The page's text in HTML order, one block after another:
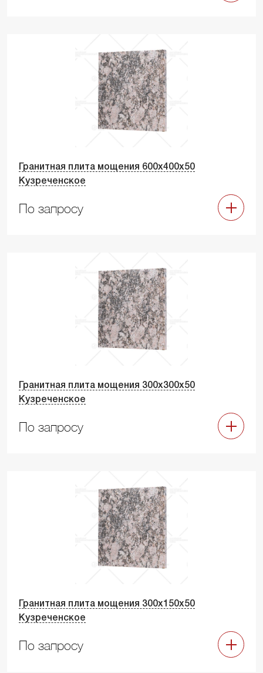
Гранитная плита мощения 600х400х50
Кузреченское
По запросу
Гранитная плита мощения 300х300х50
Кузреченское
По запросу
Гранитная плита мощения 300х150х50
Кузреченское
По запросу